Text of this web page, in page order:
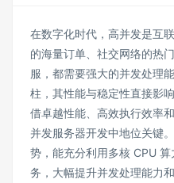
在数字化时代，高并发是互
的海量订单、社交网络的热
服，都需要强大的并发处理
柱，其性能与稳定性直接影
借卓越性能、高效执行效率
并发服务器开发中地位关键
势，能充分利用多核 CPU
务，大幅提升并发处理能力和